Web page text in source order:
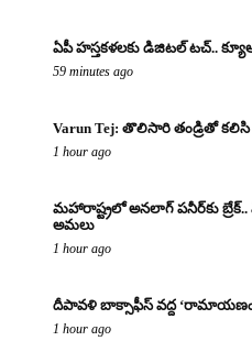
ఏపీ హస్తకళలకు డిజిటల్ టచ్..
59 minutes ago
Varun Tej: తొలిసారి తండ్రితో
1 hour ago
మహారాష్ట్రలో అనలాగ్‌ పనీర్‌కు బ్రేక్..
అమలు
1 hour ago
దీపావళి బాక్సాఫీస్ వద్ద ‘రామాయణం’
1 hour ago